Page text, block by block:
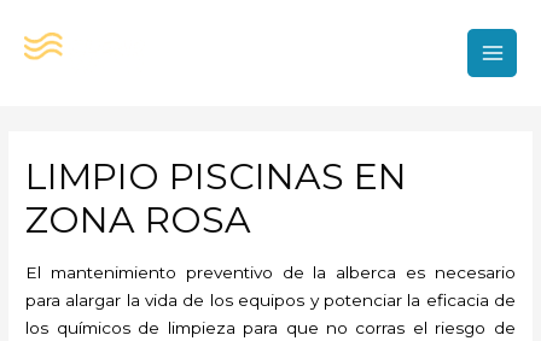
LIMPIO PISCINAS EN
ZONA ROSA
El mantenimiento preventivo de la alberca es necesario
para alargar la vida de los equipos y potenciar la eficacia de
los químicos de limpieza para que no corras el riesgo de